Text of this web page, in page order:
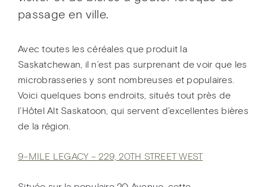
passage en ville.
Avec toutes les céréales que produit la
Saskatchewan, il n’est pas surprenant de voir que les
microbrasseries y sont nombreuses et populaires.
Voici quelques bons endroits, situés tout près de
l’Hôtel Alt Saskatoon, qui servent d’excellentes bières
de la région.
9-MILE LEGACY – 229, 20TH STREET WEST